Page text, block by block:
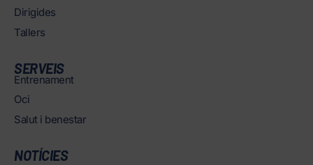
Dirigides
Tallers
SERVEIS
Entrenament
Oci
Salut i benestar
NOTÍCIES